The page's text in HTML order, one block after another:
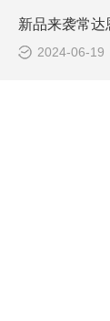
2024-06-19